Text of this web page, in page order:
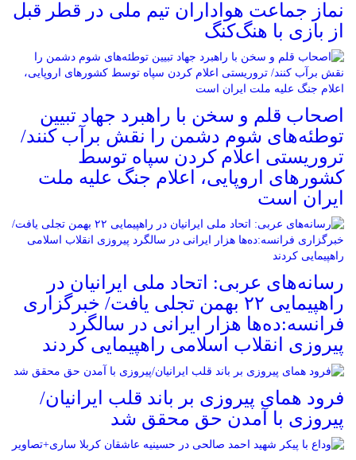
نماز جماعت هواداران تیم ملی در قطر قبل
از بازی با هنگ‌کنگ
اصحاب قلم و سخن با راهبرد جهاد تبیین
توطئه‌های شوم دشمن را نقش برآب کنند/
تروریستی اعلام کردن سپاه توسط
کشورهای اروپایی، اعلام جنگ علیه ملت
ایران است
رسانه‌های عربی: اتحاد ملی ایرانیان در
راهپیمایی ۲۲ بهمن تجلی یافت/ خبرگزاری
فرانسه:ده‌ها هزار ایرانی در سالگرد
پیروزی انقلاب اسلامی راهپیمایی کردند
فرود همای پیروزی بر باند قلب ایرانیان/
پیروزی با آمدن حق محقق شد